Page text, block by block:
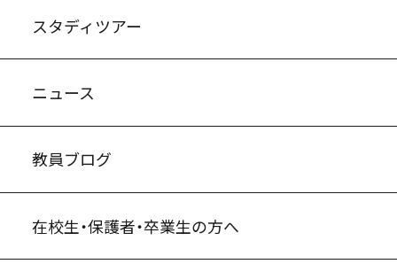
スタディツアー
ニュース
教員ブログ
在校生・保護者・卒業生の方へ